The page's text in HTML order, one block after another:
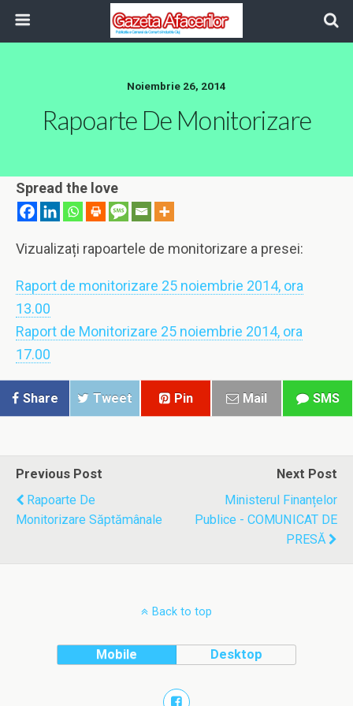
Noiembrie 26, 2014
Rapoarte De Monitorizare
Spread the love
Vizualizați rapoartele de monitorizare a presei:
Raport de monitorizare 25 noiembrie 2014, ora
13.00
Raport de Monitorizare 25 noiembrie 2014, ora
17.00
Share Tweet Pin Mail SMS
Previous Post
Rapoarte De
Monitorizare Săptămânale
Next Post
Ministerul Finanțelor
Publice - COMUNICAT DE
PRESĂ
Back to top
Mobile Desktop